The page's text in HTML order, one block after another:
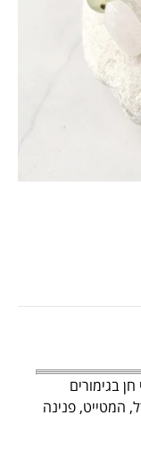
בגימורים
המטייט, פנינה